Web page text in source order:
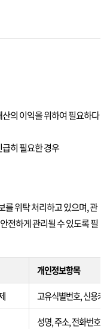
의 이익을 위하여 필요하다
히 필요한 경우
를 위탁 처리하고 있으며, 관
전하게 관리될 수 있도록 필
개인정보항목
고유식별번호, 신용카
성명, 주소, 전화번호